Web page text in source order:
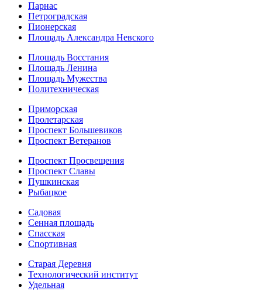
Парнас
Петроградская
Пионерская
Площадь Александра Невского
Площадь Восстания
Площадь Ленина
Площадь Мужества
Политехническая
Приморская
Пролетарская
Проспект Большевиков
Проспект Ветеранов
Проспект Просвещения
Проспект Славы
Пушкинская
Рыбацкое
Садовая
Сенная площадь
Спасская
Спортивная
Старая Деревня
Технологический институт
Удельная